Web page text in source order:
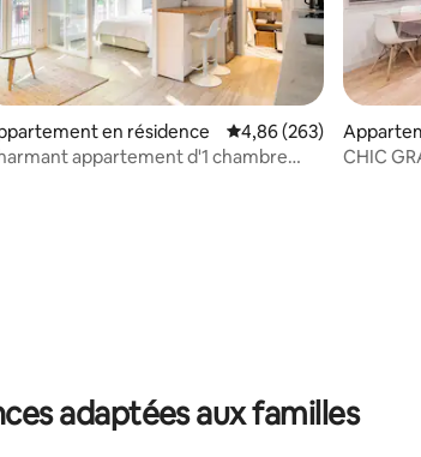
5
sur la base de 132 commentaires : 4,91 sur 5
en résidence Évaluation moyenne
4,86 (263)
appartement d'1 chambre
CHIC
adaptées aux familles